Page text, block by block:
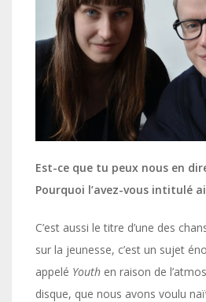
Est-ce que tu peux nous en
Pourquoi l’avez-vous intitulé
C’est aussi le titre d’une des
sur la jeunesse, c’est un sujet
appelé Youth en raison de
disque, que nous avons voulu